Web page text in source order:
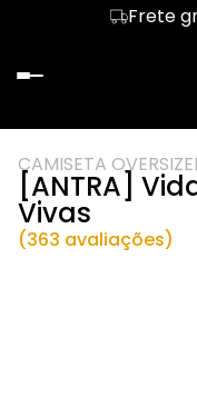
Frete
CAMISETA
[ANTRA]
Vivas
(363 avaliações)